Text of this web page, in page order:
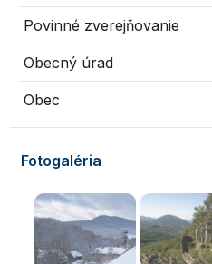
Povinné zverejňovanie
Obecný úrad
Obec
Fotogaléria